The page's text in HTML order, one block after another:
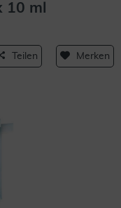
10 ml
Teilen Merken